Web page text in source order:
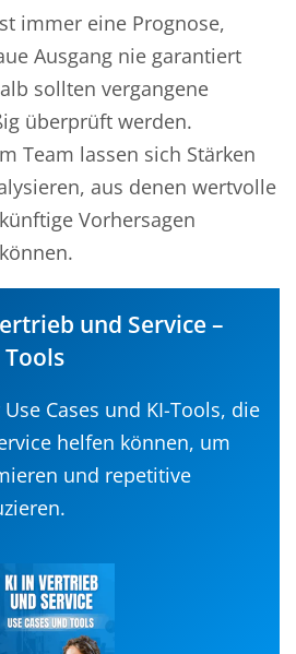
immer eine Prognose,
Ausgang nie garantiert
sollten vergangene
überprüft werden.
Team lassen sich Stärken
aus denen wertvolle
Vorhersagen
und Service –
Tools
Cases und KI-Tools, die
helfen können, um
und repetitive